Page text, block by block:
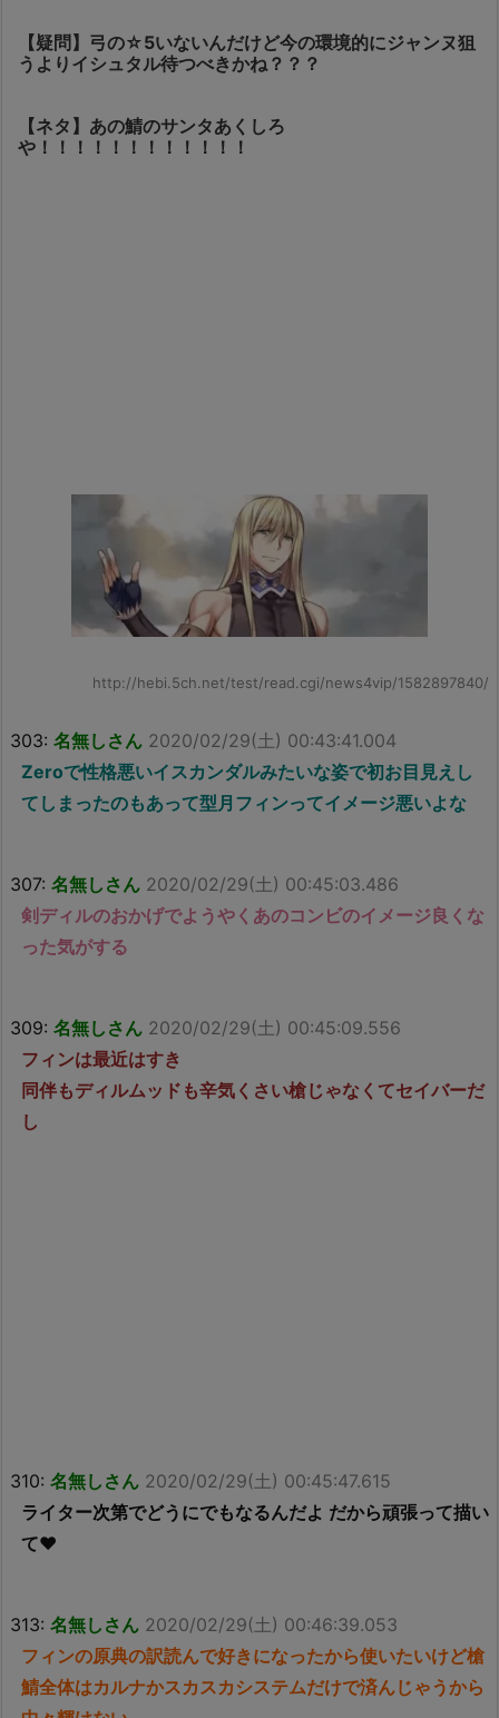
【疑問】弓の☆5いないんだけど今の環境的にジャンヌ狙
うよりイシュタル待つべきかね？？？
【ネタ】あの鯖のサンタあくしろ
や！！！！！！！！！！！！
http://hebi.5ch.net/test/read.cgi/news4vip/1582897840/
303: 名無しさん 2020/02/29(土) 00:43:41.004
Zeroで性格悪いイスカンダルみたいな姿で初お目見えし
てしまったのもあって型月フィンってイメージ悪いよな
307: 名無しさん 2020/02/29(土) 00:45:03.486
剣ディルのおかげでようやくあのコンビのイメージ良くな
った気がする
309: 名無しさん 2020/02/29(土) 00:45:09.556
フィンは最近はすき
同伴もディルムッドも辛気くさい槍じゃなくてセイバーだ
し
310: 名無しさん 2020/02/29(土) 00:45:47.615
ライター次第でどうにでもなるんだよ だから頑張って描い
て❤︎
313: 名無しさん 2020/02/29(土) 00:46:39.053
フィンの原典の訳読んで好きになったから使いたいけど槍
鯖全体はカルナかスカスカシステムだけで済んじゃうから